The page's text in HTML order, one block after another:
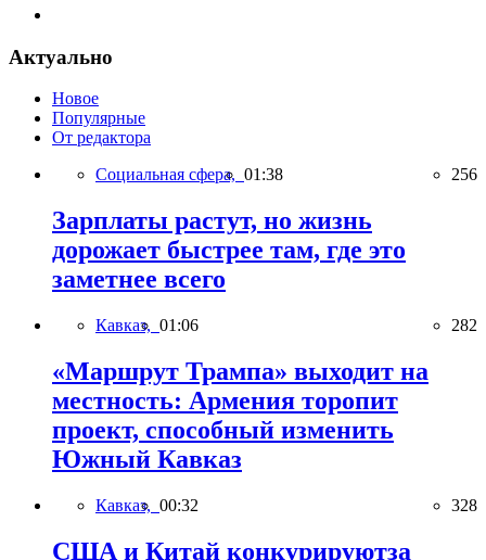
Актуально
Новое
Популярные
От редактора
Социальная сфера, 01:38 256
Зарплаты растут, но жизнь
дорожает быстрее там, где это
заметнее всего
Кавказ, 01:06 282
«Маршрут Трампа» выходит на
местность: Армения торопит
проект, способный изменить
Южный Кавказ
Кавказ, 00:32 328
США и Китай конкурируютза